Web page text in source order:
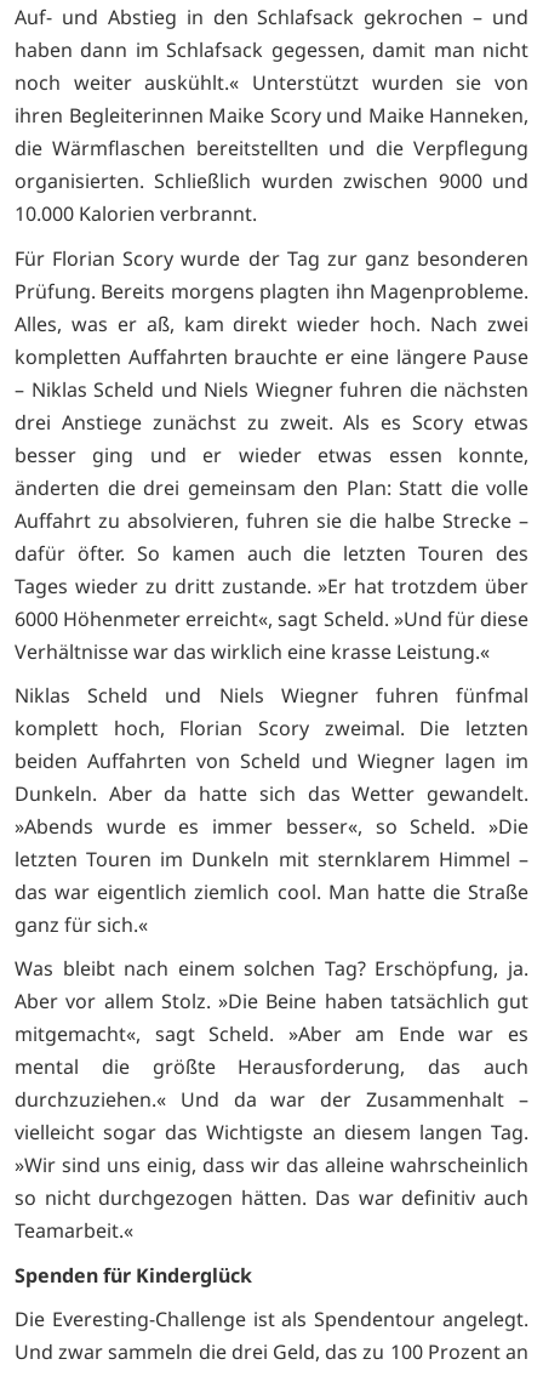
Auf- und Abstieg in den Schlafsack gekrochen – und
haben dann im Schlafsack gegessen, damit man nicht
noch weiter auskühlt.« Unterstützt wurden sie von
ihren Begleiterinnen Maike Scory und Maike Hanneken,
die Wärmflaschen bereitstellten und die Verpflegung
organisierten. Schließlich wurden zwischen 9000 und
10.000 Kalorien verbrannt.
Für Florian Scory wurde der Tag zur ganz besonderen
Prüfung. Bereits morgens plagten ihn Magenprobleme.
Alles, was er aß, kam direkt wieder hoch. Nach zwei
kompletten Auffahrten brauchte er eine längere Pause
– Niklas Scheld und Niels Wiegner fuhren die nächsten
drei Anstiege zunächst zu zweit. Als es Scory etwas
besser ging und er wieder etwas essen konnte,
änderten die drei gemeinsam den Plan: Statt die volle
Auffahrt zu absolvieren, fuhren sie die halbe Strecke –
dafür öfter. So kamen auch die letzten Touren des
Tages wieder zu dritt zustande. »Er hat trotzdem über
6000 Höhenmeter erreicht«, sagt Scheld. »Und für diese
Verhältnisse war das wirklich eine krasse Leistung.«
Niklas Scheld und Niels Wiegner fuhren fünfmal
komplett hoch, Florian Scory zweimal. Die letzten
beiden Auffahrten von Scheld und Wiegner lagen im
Dunkeln. Aber da hatte sich das Wetter gewandelt.
»Abends wurde es immer besser«, so Scheld. »Die
letzten Touren im Dunkeln mit sternklarem Himmel –
das war eigentlich ziemlich cool. Man hatte die Straße
ganz für sich.«
Was bleibt nach einem solchen Tag? Erschöpfung, ja.
Aber vor allem Stolz. »Die Beine haben tatsächlich gut
mitgemacht«, sagt Scheld. »Aber am Ende war es
mental die größte Herausforderung, das auch
durchzuziehen.« Und da war der Zusammenhalt –
vielleicht sogar das Wichtigste an diesem langen Tag.
»Wir sind uns einig, dass wir das alleine wahrscheinlich
so nicht durchgezogen hätten. Das war definitiv auch
Teamarbeit.«
Spenden für Kinderglück
Die Everesting-Challenge ist als Spendentour angelegt.
Und zwar sammeln die drei Geld, das zu 100 Prozent an